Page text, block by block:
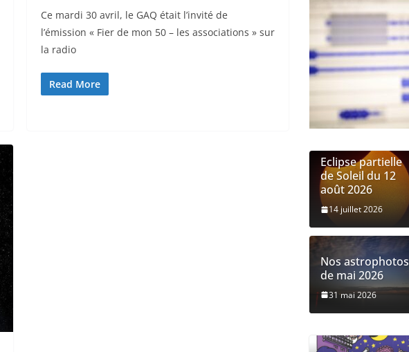
Ce mardi 30 avril, le GAQ était l’invité de
l’émission « Fier de mon 50 – les associations » sur
la radio
Read More
Eclipse partielle
de Soleil du 12
août 2026
14 juillet 2026
Nos astrophotos
de mai 2026
31 mai 2026